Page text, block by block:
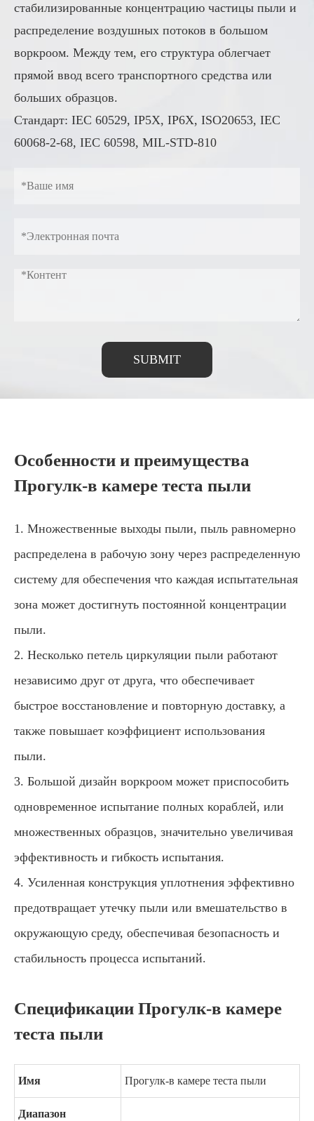
стабилизированные концентрацию частицы пыли и
распределение воздушных потоков в большом
воркроом. Между тем, его структура облегчает
прямой ввод всего транспортного средства или
больших образцов.
Стандарт: IEC 60529, IP5X, IP6X, ISO20653, IEC
60068-2-68, IEC 60598, MIL-STD-810
SUBMIT
Особенности и преимущества
Прогулк-в камере теста пыли
1. Множественные выходы пыли, пыль равномерно
распределена в рабочую зону через распределенную
систему для обеспечения что каждая испытательная
зона может достигнуть постоянной концентрации
пыли.
2. Несколько петель циркуляции пыли работают
независимо друг от друга, что обеспечивает
быстрое восстановление и повторную доставку, а
также повышает коэффициент использования
пыли.
3. Большой дизайн воркроом может приспособить
одновременное испытание полных кораблей, или
множественных образцов, значительно увеличивая
эффективность и гибкость испытания.
4. Усиленная конструкция уплотнения эффективно
предотвращает утечку пыли или вмешательство в
окружающую среду, обеспечивая безопасность и
стабильность процесса испытаний.
Спецификации Прогулк-в камере
теста пыли
Имя Прогулк-в камере теста пыли
Диапазон